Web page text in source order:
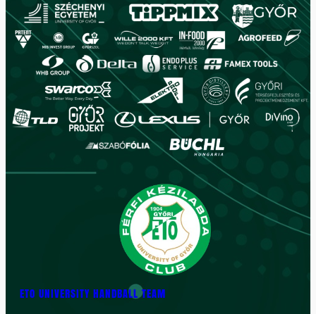
ETO UNIVERSITY HANDBALL TEAM